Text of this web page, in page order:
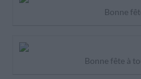
Bonne
Bonne fête à